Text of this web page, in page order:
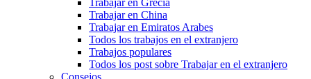
Trabajar en Grecia
Trabajar en China
Trabajar en Emiratos Arabes
Todos los trabajos en el extranjero
Trabajos populares
Todos los post sobre Trabajar en el extranjero
Consejos